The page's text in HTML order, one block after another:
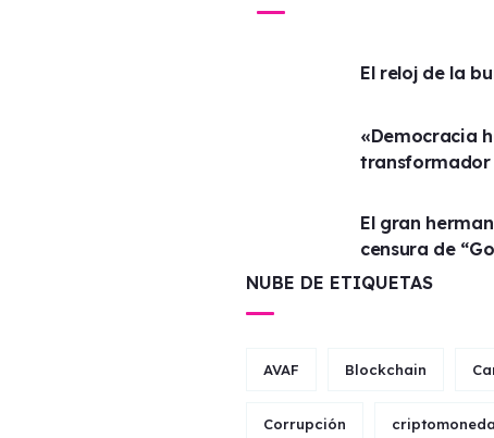
El reloj de la
«Democracia
transformador
El gran
censura de
NUBE DE ETIQUETAS
AVAF Blockchain
Corrupción